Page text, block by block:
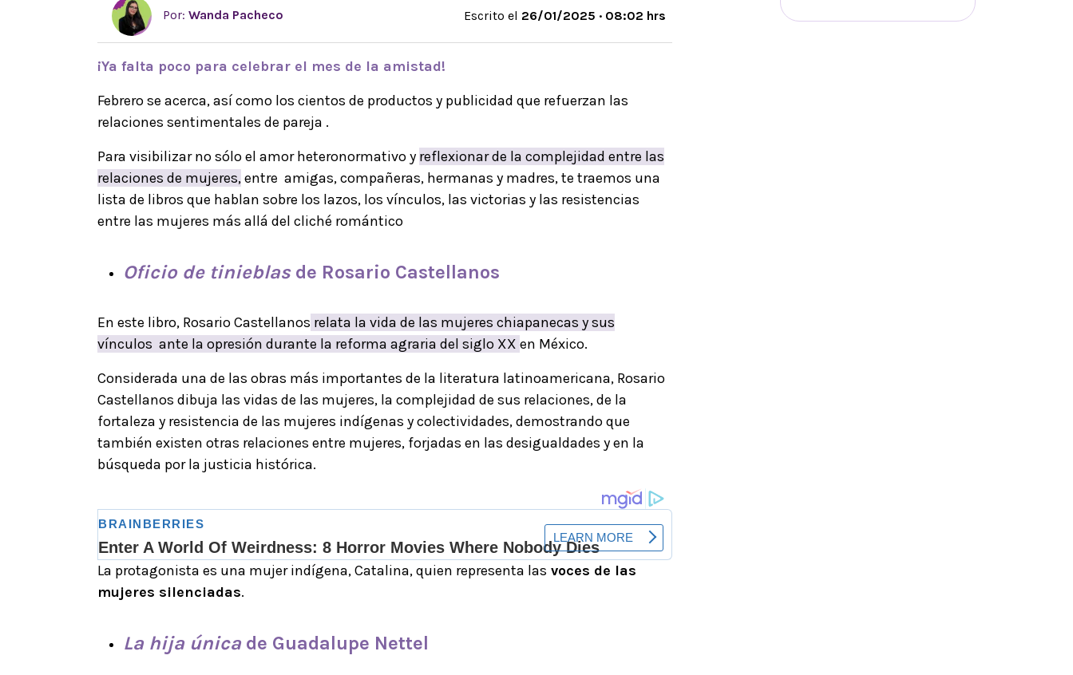
Por: Wanda Pacheco Escrito el 26/01/2025 · 08:02 hrs
¡Ya falta poco para celebrar el mes de la amistad!
Febrero se acerca, así como los cientos de productos y publicidad que refuerzan las
relaciones sentimentales de pareja .
Para visibilizar no sólo el amor heteronormativo y reflexionar de la complejidad entre las
relaciones de mujeres,entre amigas, compañeras, hermanas y madres, te traemos una
lista de libros que hablan sobre los lazos, los vínculos, las victorias y las resistencias
entre las mujeres más allá del cliché romántico
Oficio de tinieblasde Rosario Castellanos
En este libro, Rosario Castellanos relata la vida de las mujeres chiapanecas y sus
vínculos ante la opresión durante la reforma agraria del siglo XX en México.
Considerada una de las obras más importantes de la literatura latinoamericana, Rosario
Castellanos dibuja las vidas de las mujeres, la complejidad de sus relaciones, de la
fortaleza y resistencia de las mujeres indígenas y colectividades, demostrando que
también existen otras relaciones entre mujeres, forjadas en las desigualdades y en la
búsqueda por la justicia histórica.
La protagonista es una mujer indígena, Catalina, quien representa las voces de las
mujeres silenciadas.
La hija única de Guadalupe Nettel